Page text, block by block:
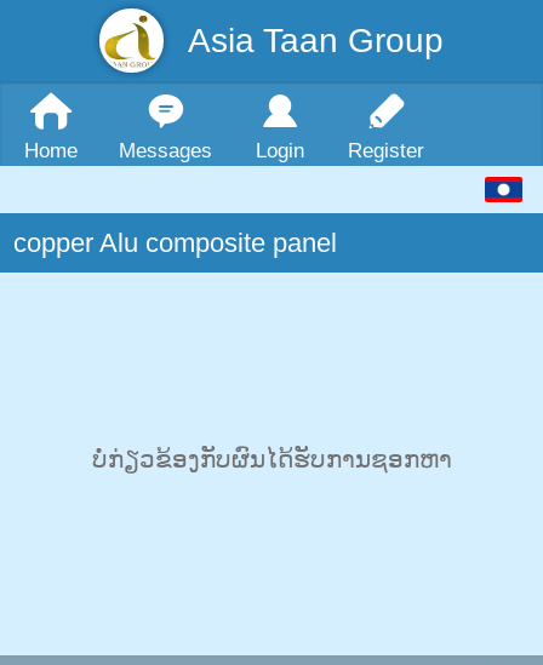
Asia Taan Group
Home Messages Login Register
copper Alu composite panel
ບໍ່ກ່ຽວຂ້ອງກັບຜົນໄດ້ຮັບການຊອກຫາ